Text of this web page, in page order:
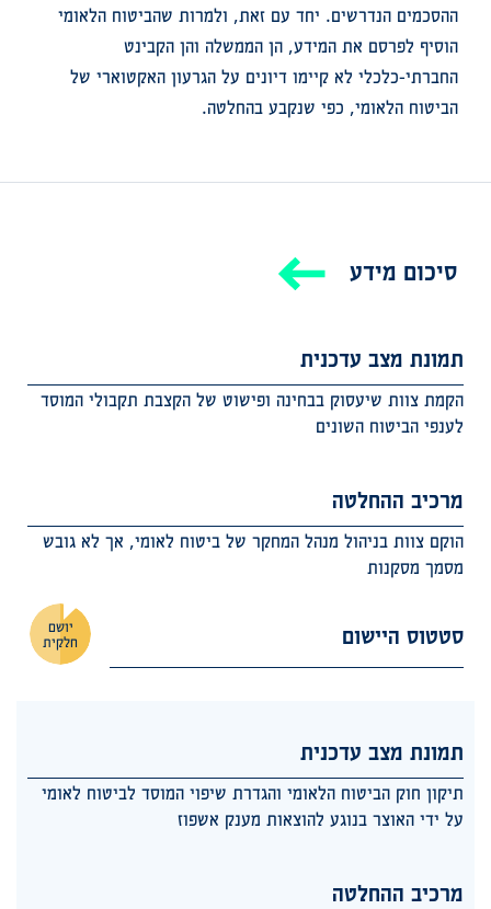
ההסכמים הנדרשים. יחד עם זאת, ולמרות שהביטוח הלאומי
הוסיף לפרסם את המידע, הן הממשלה והן הקבינט
החברתי-כלכלי לא קיימו דיונים על הגרעון האקטוארי של
הביטוח הלאומי, כפי שנקבע בהחלטה.
סיכום מידע
תמונת מצב עדכנית
הקמת צוות שיעסוק בבחינה ופישוט של הקצבת תקבולי המוסד
לענפי הביטוח השונים
מרכיב ההחלטה
הוקם צוות בניהול מנהל המחקר של ביטוח לאומי, אך לא גובש
מסמך מסקנות
סטטוס היישום יושם
חלקית
תמונת מצב עדכנית
תיקון חוק הביטוח הלאומי והגדרת שיפוי המוסד לביטוח לאומי
על ידי האוצר בנוגע להוצאות מענק אשפוז
מרכיב ההחלטה